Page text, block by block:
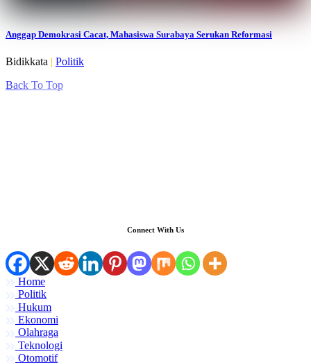
Anggap Demokrasi Cacat, Mahasiswa Surabaya Serukan Reformasi
Bidikkata | Politik
Back To Top
Connect With Us
Home
Politik
Hukum
Ekonomi
Olahraga
Teknologi
Otomotif